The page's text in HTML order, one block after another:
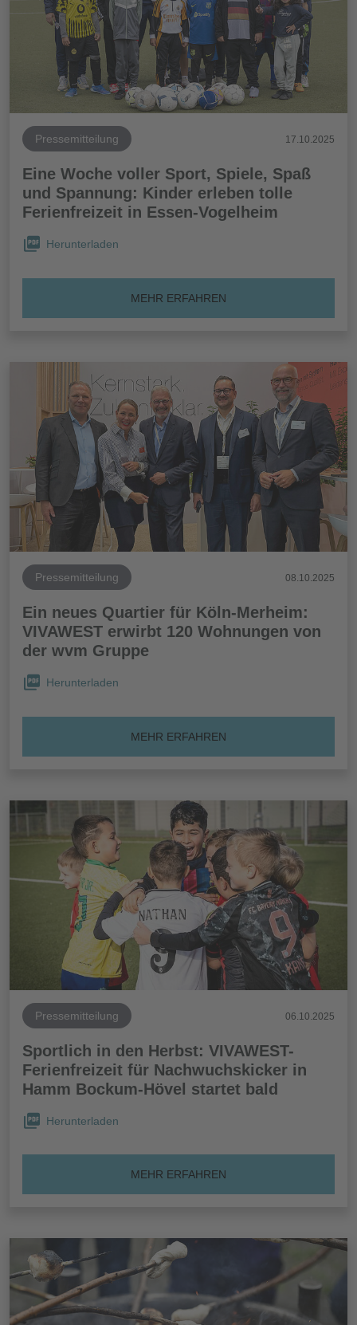
Pressemitteilung 17.10.2025
Eine Woche voller Sport, Spiele, Spaß
und Spannung: Kinder erleben tolle
Ferienfreizeit in Essen-Vogelheim
Herunterladen
MEHR ERFAHREN
Pressemitteilung 08.10.2025
Ein neues Quartier für Köln-Merheim:
VIVAWEST erwirbt 120 Wohnungen von
der wvm Gruppe
Herunterladen
MEHR ERFAHREN
Pressemitteilung 06.10.2025
Sportlich in den Herbst: VIVAWEST-
Ferienfreizeit für Nachwuchskicker in
Hamm Bockum-Hövel startet bald
Herunterladen
MEHR ERFAHREN